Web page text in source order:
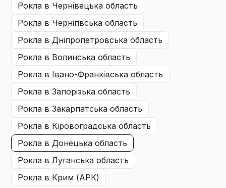
рокла в Чернівецька область
рокла в Чернігівська область
рокла в Дніпропетровська область
рокла в Волинська область
рокла в Івано-Франківська область
рокла в Запорізька область
рокла в Закарпатська область
рокла в Кіровоградська область
рокла в Донецька область
рокла в Луганська область
рокла в Крим (АРК)